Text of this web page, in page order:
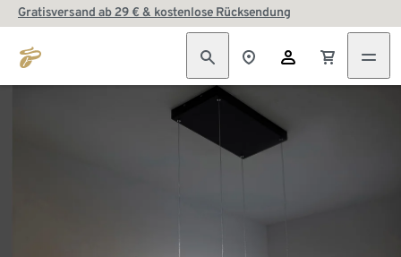
Gratisversand ab 29 € & kostenlose Rücksendung